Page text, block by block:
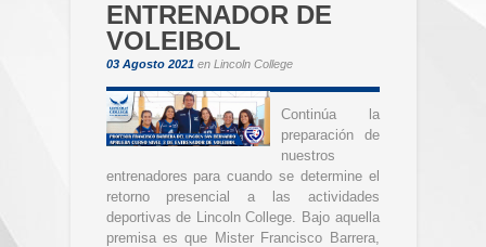
ENTRENADOR DE
VOLEIBOL
03 Agosto 2021en Lincoln College
Continúa la
preparación de
nuestros
entrenadores para cuando se determine el
retorno presencial a las actividades
deportivas de Lincoln College. Bajo aquella
premisa es que Mister Francisco Barrera,